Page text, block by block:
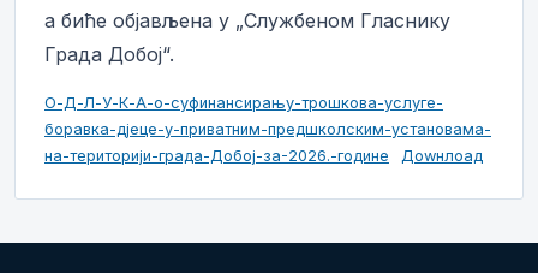
а биће објављена у „Службеном Гласнику
Града Добој“.
О-Д-Л-У-К-А-о-суфинансирању-трошкова-услуге-
боравка-дјеце-у-приватним-предшколским-установама-
на-територији-града-Добој-за-2026.-године
Доwнлоад